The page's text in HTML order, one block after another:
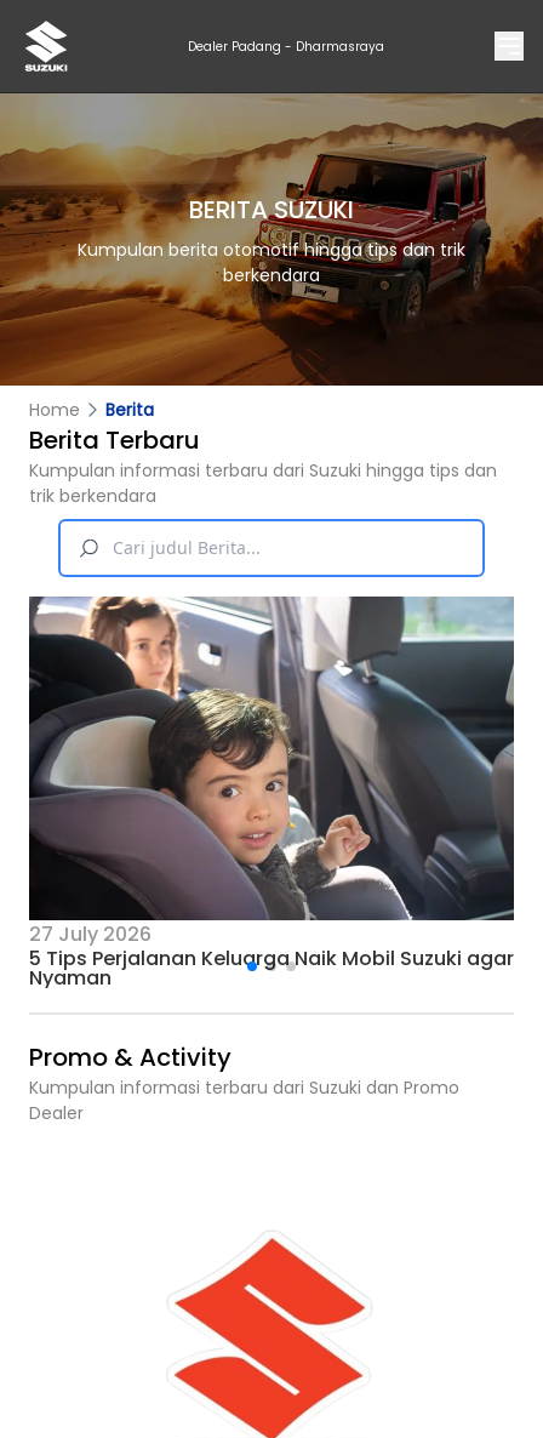
Dealer Padang - Dharmasraya
BERITA SUZUKI
Kumpulan berita otomotif hingga tips dan trik
berkendara
Home Berita
Berita Terbaru
Kumpulan informasi terbaru dari Suzuki hingga tips dan
trik berkendara
27 July 2026
5 Tips Perjalanan Keluarga Naik Mobil Suzuki agar
Nyaman
Promo & Activity
Kumpulan informasi terbaru dari Suzuki dan Promo
Dealer